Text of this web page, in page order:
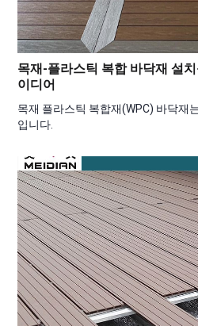
목재-플라스틱 복합 바닥재 설
이디어
목재 플라스틱 복합재(WPC) 바닥재
입니다.